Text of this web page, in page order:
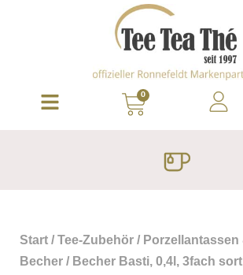
0
Start / Tee-Zubehör / Porzellantassen
Becher / Becher Basti, 0,4l, 3fach